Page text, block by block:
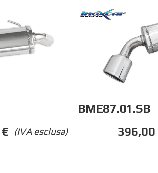
(IVA esclusa)
€
BME87.01.SB
396,00